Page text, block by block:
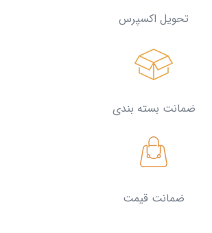
تحویل اکسپرس
ضمانت بسته بندی
ضمانت قیمت